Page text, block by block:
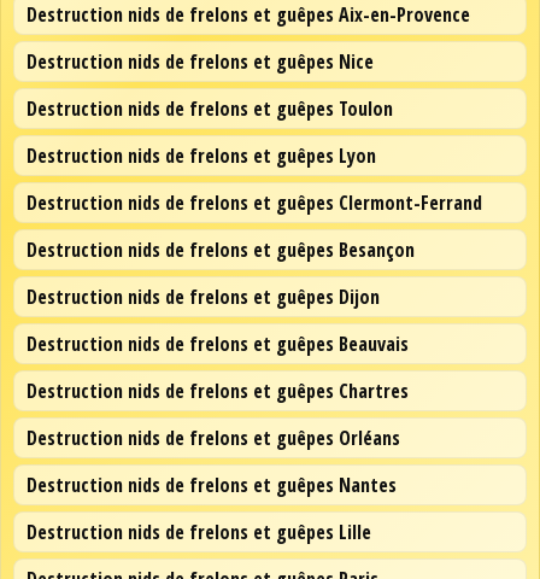
Destruction nids de frelons et guêpes Aix-en-Provence
Destruction nids de frelons et guêpes Nice
Destruction nids de frelons et guêpes Toulon
Destruction nids de frelons et guêpes Lyon
Destruction nids de frelons et guêpes Clermont-Ferrand
Destruction nids de frelons et guêpes Besançon
Destruction nids de frelons et guêpes Dijon
Destruction nids de frelons et guêpes Beauvais
Destruction nids de frelons et guêpes Chartres
Destruction nids de frelons et guêpes Orléans
Destruction nids de frelons et guêpes Nantes
Destruction nids de frelons et guêpes Lille